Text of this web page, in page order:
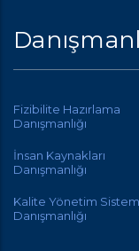
Fizibilite Hazırlama
Danışmanlığı
İnsan Kaynakları
Danışmanlığı
Kalite Yönetim
Danışmanlığı